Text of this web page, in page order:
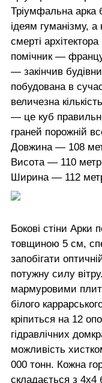
Тріумфальна арка
ідеям гуманізму,
смерті
помічник —
— закінчив
побудована в
величезна
— це куб
граней порожній
Довжина — 108
Висота — 110
Ширина — 112
Бокові стіни Арки
товщиною 5 см,
запобігати
потужну силу
мармуровими
білого
кріпиться на 12
гідравлічних
можливість
000 тонн. Кожна
складається з 4x4